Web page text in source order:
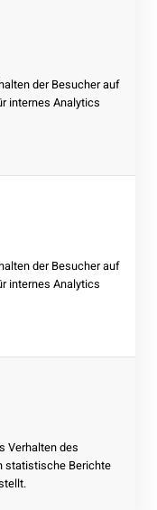
der Besucher auf
internes Analytics
der Besucher auf
internes Analytics
Verhalten des
statistische Berichte